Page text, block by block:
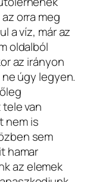
orra meg
a víz, már az
oldalból
az irányon
úgy legyen.
van
nem is
sem
hamar
az elemek